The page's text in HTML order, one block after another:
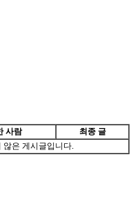
사람
최종 글
않은 게시글입니다.